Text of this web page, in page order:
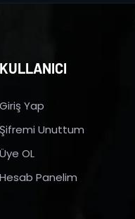
KULLANICI
Giriş Yap
Şifremi Unuttum
Üye OL
Hesab Panelim